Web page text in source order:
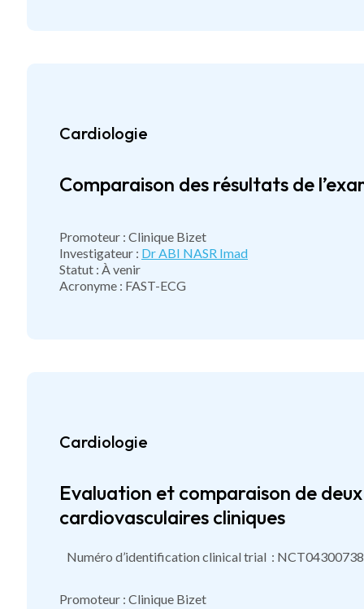
Cardiologie
Comparaison des résultats de
Promoteur : Clinique Bizet
Investigateur : Dr ABI NASR Imad
Statut : À venir
Acronyme : FAST-ECG
Cardiologie
Evaluation et comparaison de
cardiovasculaires cliniques
Numéro d’identification clinical trial : NCT04300738
Promoteur : Clinique Bizet